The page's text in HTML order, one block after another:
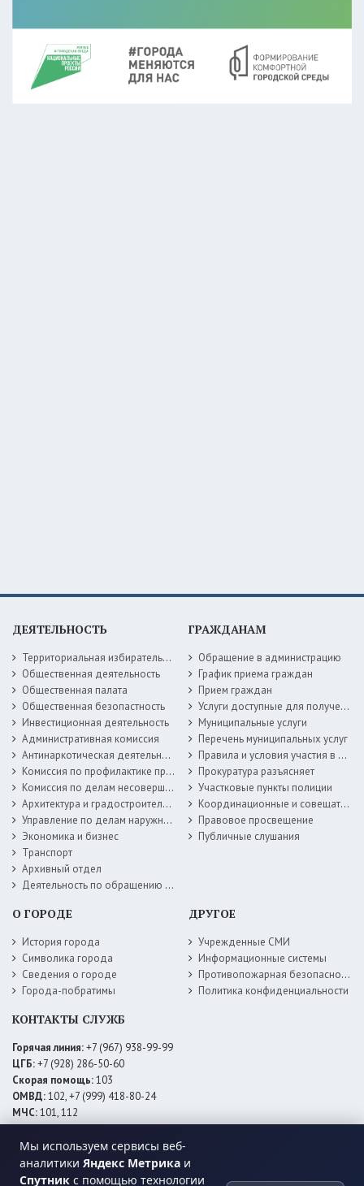
Мы используем сервисы веб-
аналитики Яндекс Метрика и
Спутник с помощью технологии
ДЕЯТЕЛЬНОСТЬ
Территориальная избирательная комиссия
Общественная деятельность
Общественная палата
Общественная безопастность
Инвестиционная деятельность
Административная комиссия
Антинаркотическая деятельность
Комиссия по профилактике правонарушений
Комиссия по делам несовершеннолетних
Архитектура и градостроительство
Управление по делам наружной рекламы
Экономика и бизнес
Транспорт
Архивный отдел
Деятельность по обращению с животными без владельцев
ГРАЖДАНАМ
Обращение в администрацию
График приема граждан
Прием граждан
Услуги доступные для получения в электронной форме
Муниципальные услуги
Перечень муниципальных услуг
Правила и условия участия в жилищных программах
Прокуратура разъясняет
Участковые пункты полиции
Координационные и совещательные органы
Правовое просвещение
Публичные слушания
О ГОРОДЕ
История города
Символика города
Сведения о городе
Города-побратимы
ДРУГОЕ
Учрежденные СМИ
Информационные системы
Противопожарная безопасность
Политика конфиденциальности
КОНТАКТЫ СЛУЖБ
Горячая линия:+7 (967) 938-99-99
ЦГБ:+7 (928) 286-50-60
Скорая помощь:103
ОМВД:102, +7 (999) 418-80-24
МЧС:101, 112
ЕДДС:+7 (928) 576-09-83
Электросети:+7 (800) 220-02-20
Даггаз:+7 (928) 980-64-04
Горводоснаб: +7 (928) 559-59-74